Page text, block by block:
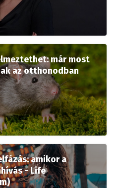
már most
az otthonodban
amikor a
- Life